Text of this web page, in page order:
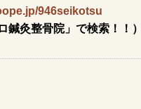
946seikotsu
院」で検索！！）